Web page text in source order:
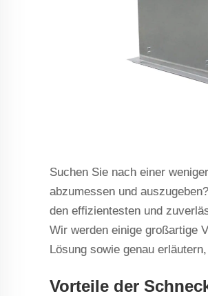
Suchen Sie nach einer
abzumessen und
den effizientesten und
Wir werden einige großartige
Lösung sowie genau
Vorteile der